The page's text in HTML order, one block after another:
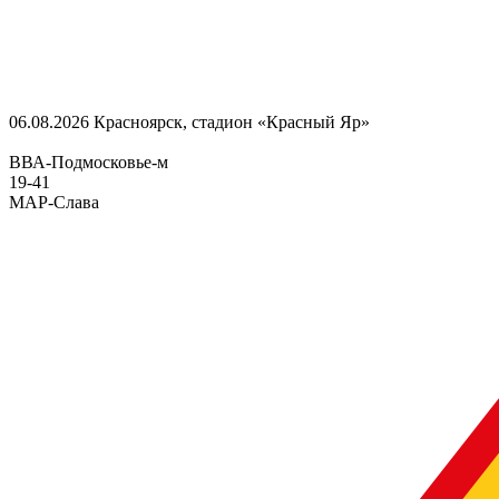
06.08.2026 Красноярск, стадион «Красный Яр»
ВВА-Подмосковье-м
19-41
МАР-Слава